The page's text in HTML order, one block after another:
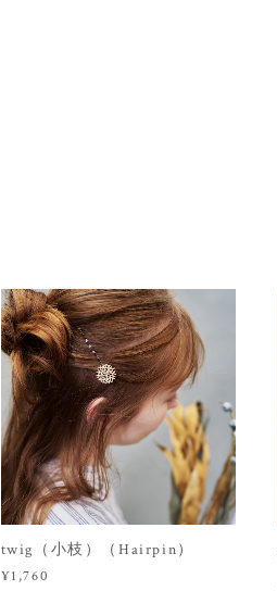
twig（小枝）（Hairpin）
¥1,760